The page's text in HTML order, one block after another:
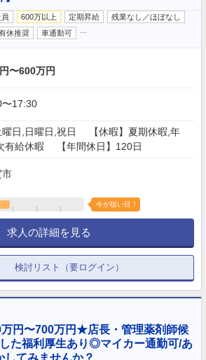
600万以上 定期昇給
残業なし／ほぼなし
休推奨 車通勤可
〜600万円
〜17:30
曜日,日曜日,祝日 【休暇】夏期休暇,年
有給休暇 【年間休日】120日
市
今が狙い目！
求人の詳細を見る
検討リスト（要ログイン）
万円〜700万円★店長・管理薬剤師候
た福利厚生あり◎マイカー通勤可/あ
てみませんか？